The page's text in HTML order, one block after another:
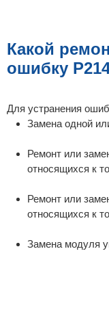
Какой
ошибку
Для устранения
Замена одной
Ремонт или
относящихся к
Ремонт или
относящихся к
Замена модуля